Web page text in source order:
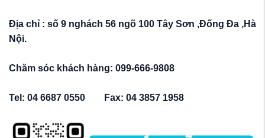
Địa chỉ : số 9 nghách 56 ngõ 100 Tây Sơn ,Đống Đa ,Hà
Nội.
Chăm sóc khách hàng: 099-666-9808
Tel: 04 6687 0550 Fax: 04 3857 1958